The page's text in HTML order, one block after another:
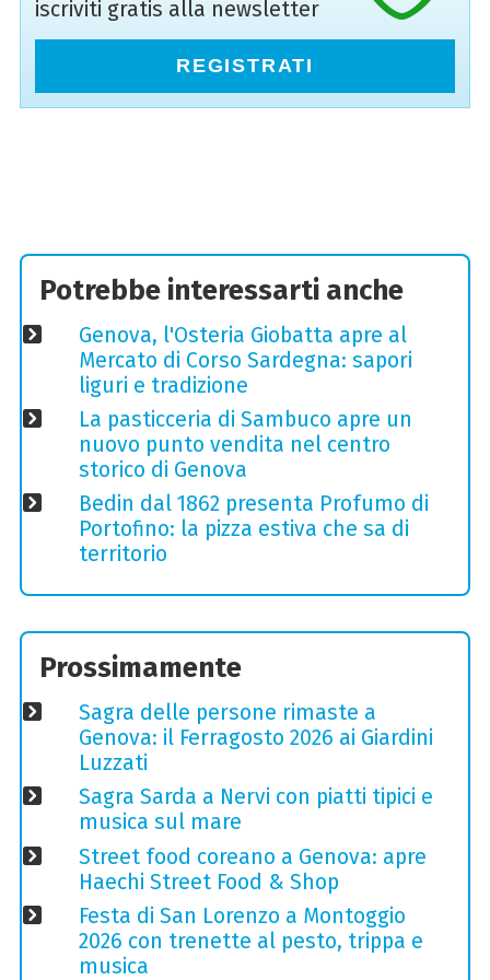
iscriviti gratis alla newsletter
REGISTRATI
Potrebbe interessarti anche
Genova, l'Osteria Giobatta apre al
Mercato di Corso Sardegna: sapori
liguri e tradizione
La pasticceria di Sambuco apre un
nuovo punto vendita nel centro
storico di Genova
Bedin dal 1862 presenta Profumo di
Portofino: la pizza estiva che sa di
territorio
Prossimamente
Sagra delle persone rimaste a
Genova: il Ferragosto 2026 ai Giardini
Luzzati
Sagra Sarda a Nervi con piatti tipici e
musica sul mare
Street food coreano a Genova: apre
Haechi Street Food & Shop
Festa di San Lorenzo a Montoggio
2026 con trenette al pesto, trippa e
musica